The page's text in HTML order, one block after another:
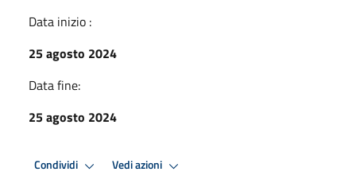
Data inizio :
25 agosto 2024
Data fine:
25 agosto 2024
Condividi Vedi azioni